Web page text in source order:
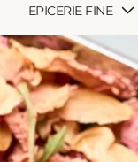
EPICERIE FINE